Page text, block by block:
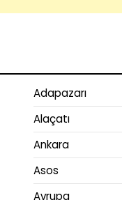
Adapazarı
Alaçatı
Ankara
Asos
Avrupa